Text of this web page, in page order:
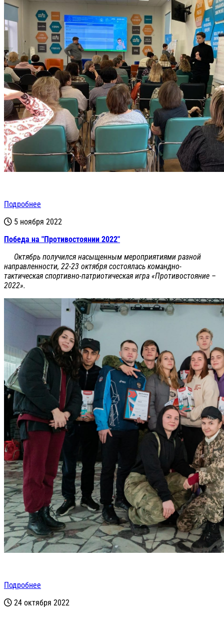
Подробнее
5 ноября 2022
Победа на "Противостоянии 2022"
Октябрь получился насыщенным мероприятиями разной
направленности, 22-23 октября состоялась командно-
тактическая спортивно-патриотическая игра «Противостояние –
2022».
Подробнее
24 октября 2022